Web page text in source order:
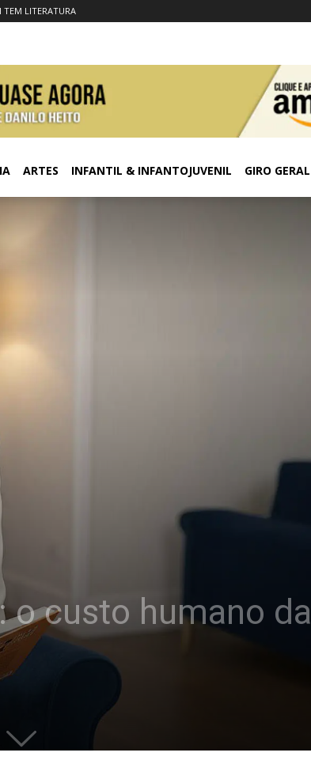
TEM LITERATURA
ARTES INFANTIL & INFANTOJUVENIL GIRO GERAL
o custo humano da